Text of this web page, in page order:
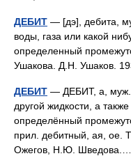
ДЕБИТ — [дэ], дебита,
воды, газа или какой
определенный
Ушакова. Д.Н. Ушаков.
ДЕБИТ — ДЕБИТ, а, муж.
другой жидкости, а
определённый
прил. дебитный, ая, ое.
Ожегов, Н.Ю.